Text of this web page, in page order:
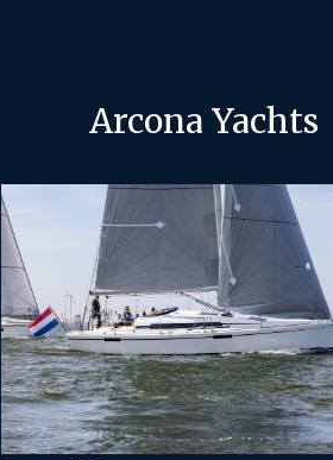
Arcona Yachts